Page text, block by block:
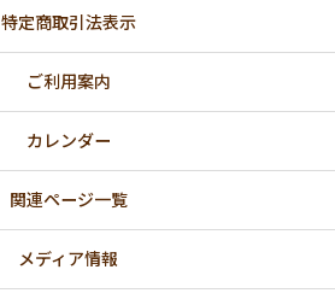
特定商取引法表示
ご利用案内
カレンダー
関連ページ一覧
メディア情報